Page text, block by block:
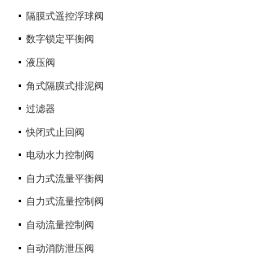
隔膜式遥控浮球阀
数字锁定平衡阀
液压阀
角式隔膜式排泥阀
过滤器
快闭式止回阀
电动水力控制阀
自力式流量平衡阀
自力式流量控制阀
自动流量控制阀
自动消防泄压阀